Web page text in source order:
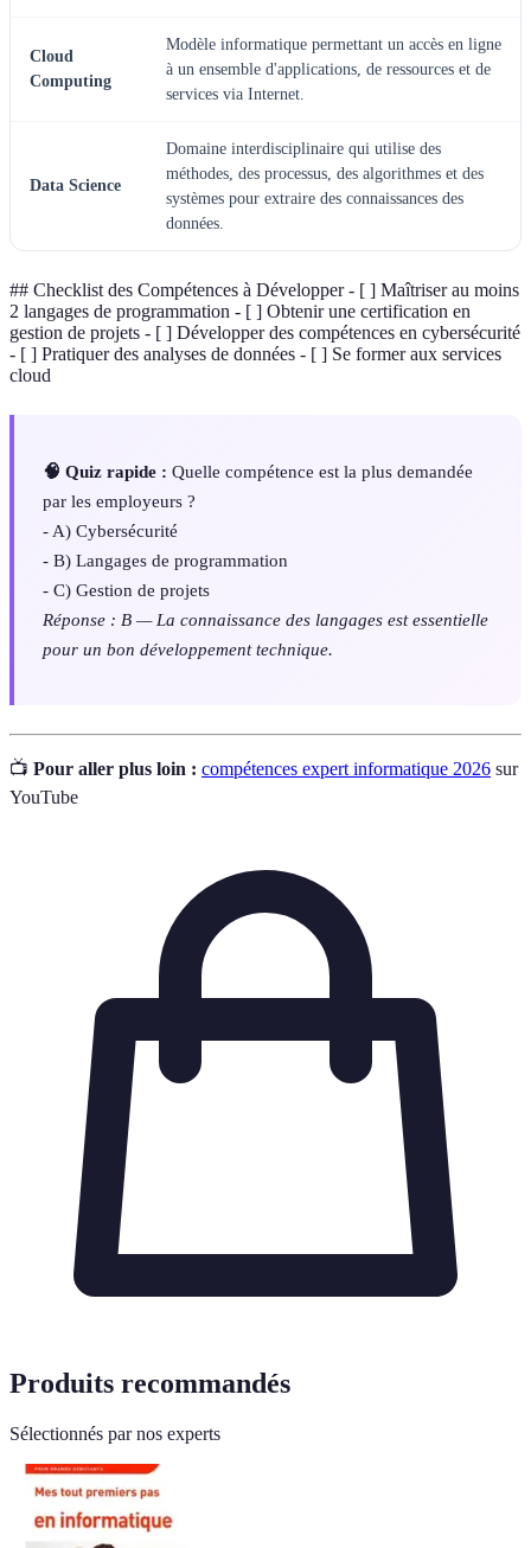
Cloud
Computing
Modèle informatique permettant un accès en ligne
à un ensemble d'applications, de ressources et de
services via Internet.
Data Science
Domaine interdisciplinaire qui utilise des
méthodes, des processus, des algorithmes et des
systèmes pour extraire des connaissances des
données.
## Checklist des Compétences à Développer - [ ] Maîtriser au moins
2 langages de programmation - [ ] Obtenir une certification en
gestion de projets - [ ] Développer des compétences en cybersécurité
- [ ] Pratiquer des analyses de données - [ ] Se former aux services
cloud
🧠 Quiz rapide : Quelle compétence est la plus demandée
par les employeurs ?
- A) Cybersécurité
- B) Langages de programmation
- C) Gestion de projets
Réponse : B — La connaissance des langages est essentielle
pour un bon développement technique.
📺 Pour aller plus loin : compétences expert informatique 2026 sur
YouTube
Produits recommandés
Sélectionnés par nos experts